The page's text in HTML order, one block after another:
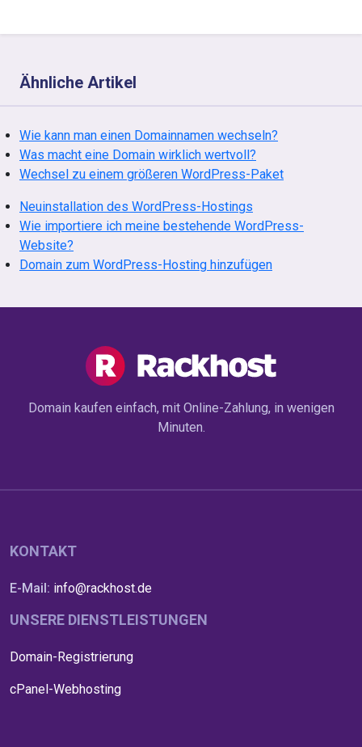
Ähnliche Artikel
Wie kann man einen Domainnamen wechseln?
Was macht eine Domain wirklich wertvoll?
Wechsel zu einem größeren WordPress-Paket
Neuinstallation des WordPress-Hostings
Wie importiere ich meine bestehende WordPress-
Website?
Domain zum WordPress-Hosting hinzufügen
Domain kaufen einfach, mit Online-Zahlung, in wenigen
Minuten.
KONTAKT
E-Mail: info@rackhost.de
UNSERE DIENSTLEISTUNGEN
Domain-Registrierung
cPanel-Webhosting